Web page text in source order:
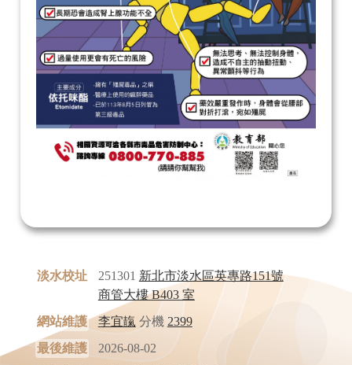
淡水校址 251301 新北市淡水區英專路151號
商管大樓 B403 室
網站維護
李宜靝 分機 2399
最後維護
2026-08-02